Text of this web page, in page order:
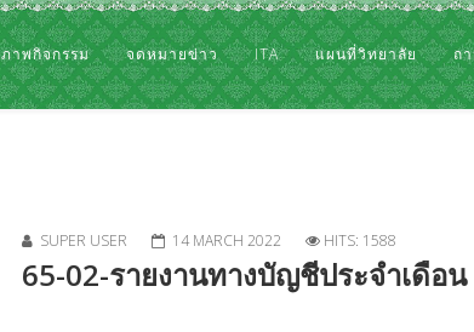
ภาพกิจกรรม จดหมายข่าว ITA แผนที่วิทยาลัย ถ
SUPER USER 14 MARCH 2022 HITS: 1588
65-02-รายงานทางบัญชีประจำเดือ